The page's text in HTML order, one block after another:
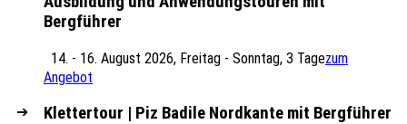
Bergführer
14. - 16. August 2026, Freitag - Sonntag, 3 Tagezum
Angebot
Klettertour | Piz Badile Nordkante mit Bergführer